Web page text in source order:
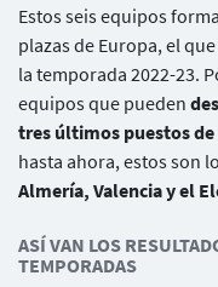
Estos seis equipos
plazas de Europa, el
la temporada 2022-23.
equipos que pueden
tres últimos puestos
hasta ahora, estos son
Almería, Valencia y el
ASÍ VAN LOS
TEMPORADAS